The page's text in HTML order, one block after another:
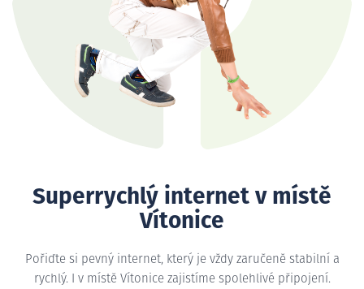
Superrychlý internet v místě
Vítonice
Pořiďte si pevný internet, který je vždy zaručeně stabilní a
rychlý. I v místě Vítonice zajistíme spolehlivé připojení.